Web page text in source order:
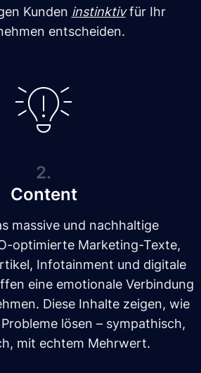
Kunden instinktivfür Ihr
entscheiden.
2.
Content
massive und nachhaltige
optimierte Marketing-Texte,
Infotainment und digitale
eine emotionale Verbindung
Diese Inhalte zeigen, wie
lösen – sympathisch,
mit echtem Mehrwert.